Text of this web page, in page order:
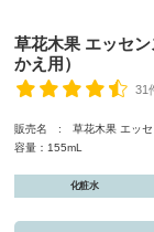
草花木果 エッセ
かえ用）
31
販売名 : 草花木果 エッセ
容量：155mL
化粧水